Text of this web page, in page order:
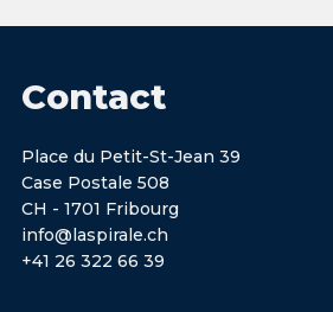
Contact
Place du Petit-St-Jean 39
Case Postale 508
CH - 1701 Fribourg
info@laspirale.ch
+41 26 322 66 39